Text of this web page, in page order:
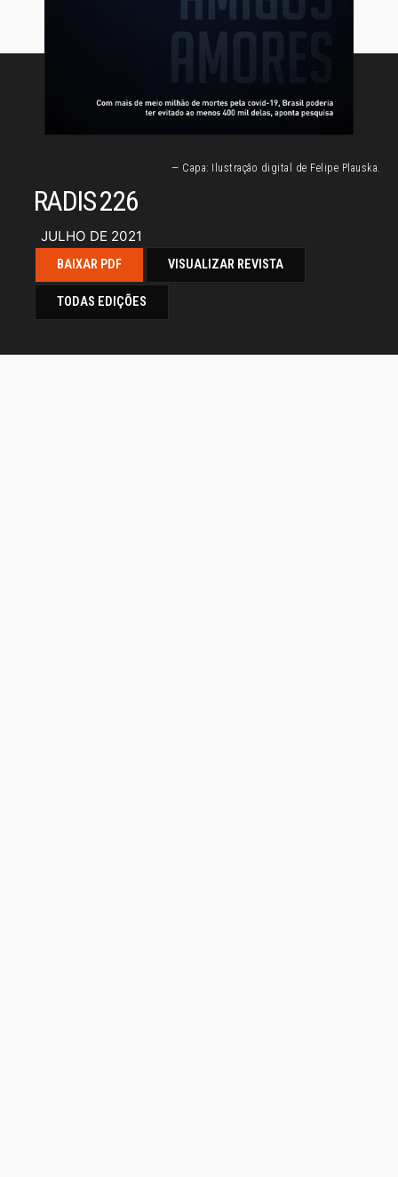
— Capa: Ilustração digital de Felipe Plauska.
RADIS 226
JULHO DE 2021
BAIXAR PDF VISUALIZAR REVISTA
TODAS EDIÇÕES